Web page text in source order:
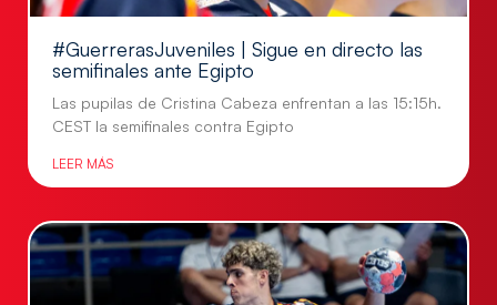
#GuerrerasJuveniles | Sigue en directo las
semifinales ante Egipto
Las pupilas de Cristina Cabeza enfrentan a las 15:15h.
CEST la semifinales contra Egipto
LEER MÁS